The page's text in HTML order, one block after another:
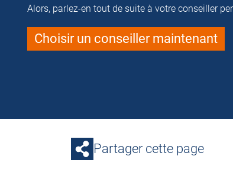
Alors, parlez-en tout de suite à votre conseiller
Choisir un conseiller maintenant
Partager cette page